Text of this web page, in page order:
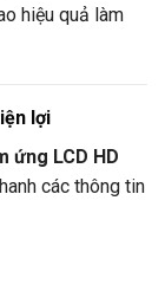
hiệu quả làm
lợi
ứng LCD HD
các thông tin